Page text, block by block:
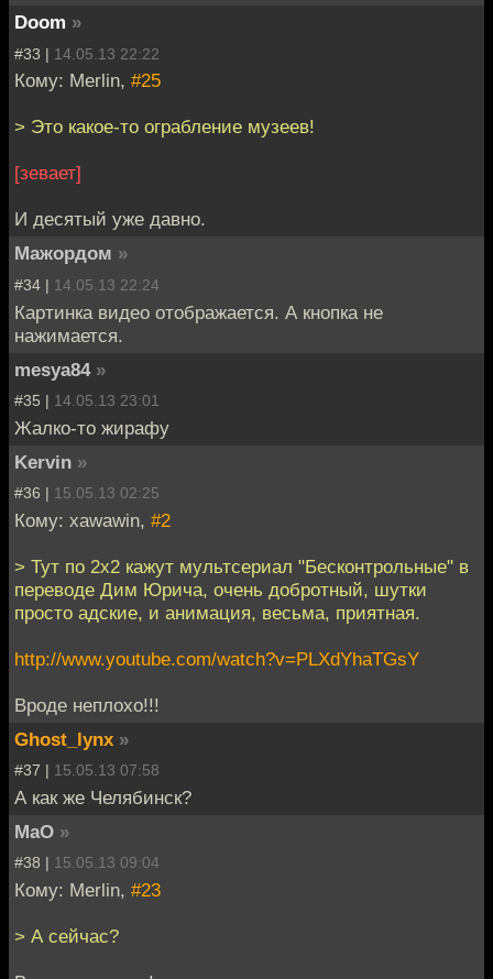
Doom »
#33 | 14.05.13 22:22
Кому: Merlin, #25
> Это какое-то ограбление музеев!
[зевает]
И десятый уже давно.
Мажордом »
#34 | 14.05.13 22:24
Картинка видео отображается. А кнопка не
нажимается.
mesya84 »
#35 | 14.05.13 23:01
Жалко-то жирафу
Kervin »
#36 | 15.05.13 02:25
Кому: xawawin, #2
> Тут по 2х2 кажут мультсериал "Бесконтрольные" в
переводе Дим Юрича, очень добротный, шутки
просто адские, и анимация, весьма, приятная.
http://www.youtube.com/watch?v=PLXdYhaTGsY
Вроде неплохо!!!
Ghost_lynx »
#37 | 15.05.13 07:58
А как же Челябинск?
MaO »
#38 | 15.05.13 09:04
Кому: Merlin, #23
> А сейчас?